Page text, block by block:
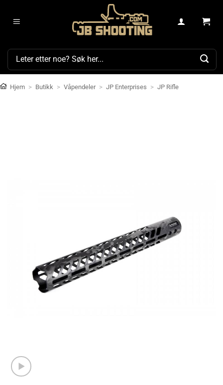
Søk
Hjem > Butikk > Våpendeler > JP Enterprises > JP Rifle